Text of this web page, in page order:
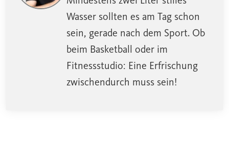
Wasser sollten es am Tag schon
sein, gerade nach dem Sport. Ob
beim Basketball oder im
Fitnessstudio: Eine Erfrischung
zwischendurch muss sein!